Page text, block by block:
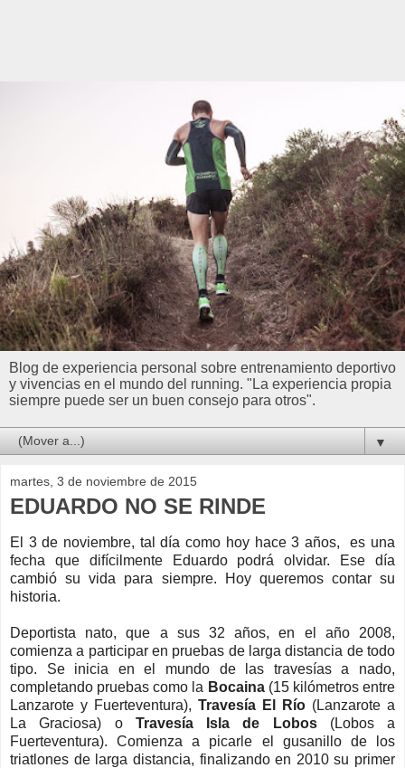
Blog de experiencia personal sobre entrenamiento deportivo
y vivencias en el mundo del running. "La experiencia propia
siempre puede ser un buen consejo para otros".
▼
martes, 3 de noviembre de 2015
EDUARDO NO SE RINDE
El 3 de noviembre, tal día como hoy hace 3 años, es una
fecha que difícilmente Eduardo podrá olvidar. Ese día
cambió su vida para siempre. Hoy queremos contar su
historia.
Deportista nato, que a sus 32 años, en el año 2008,
comienza a participar en pruebas de larga distancia de todo
tipo. Se inicia en el mundo de las travesías a nado,
completando pruebas como la Bocaina(15 kilómetros entre
Lanzarote y Fuerteventura), Travesía El Río (Lanzarote a
La Graciosa) o Travesía Isla de Lobos(Lobos a
Fuerteventura). Comienza a picarle el gusanillo de los
triatlones de larga distancia, finalizando en 2010 su primer